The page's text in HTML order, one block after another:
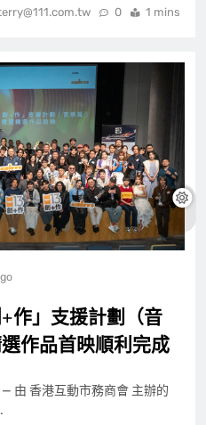
0 1 mins
作」支援計劃（音
作品首映順利完成
由 香港互動市務商會 主辦的